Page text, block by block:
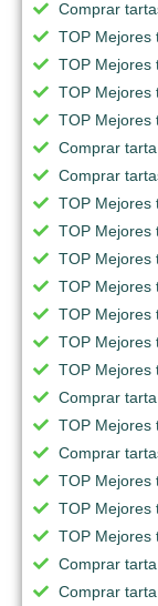
Comprar
TOP Mejores
TOP Mejores
TOP Mejores
TOP Mejores
Comprar
Comprar
TOP Mejores
TOP Mejores
TOP Mejores
TOP Mejores
TOP Mejores
TOP Mejores
TOP Mejores
Comprar
TOP Mejores
Comprar
TOP Mejores
TOP Mejores
TOP Mejores
Comprar
Comprar